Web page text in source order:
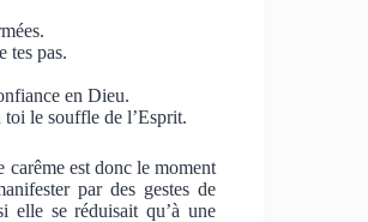
tes pas.
en Dieu.
toi le souffle de l’Esprit.
carême est donc le moment
par des gestes de
elle se réduisait qu’à une